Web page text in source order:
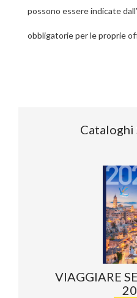
possono essere indicate
obbligatorie per le proprie
VIAGGIARE